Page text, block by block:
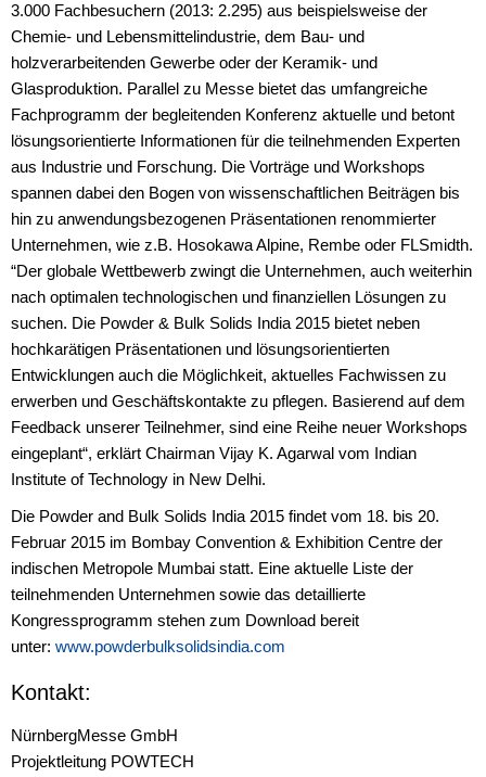
3.000 Fachbesuchern (2013: 2.295) aus beispielsweise der
Chemie- und Lebensmittelindustrie, dem Bau- und
holzverarbeitenden Gewerbe oder der Keramik- und
Glasproduktion. Parallel zu Messe bietet das umfangreiche
Fachprogramm der begleitenden Konferenz aktuelle und betont
lösungsorientierte Informationen für die teilnehmenden Experten
aus Industrie und Forschung. Die Vorträge und Workshops
spannen dabei den Bogen von wissenschaftlichen Beiträgen bis
hin zu anwendungsbezogenen Präsentationen renommierter
Unternehmen, wie z.B. Hosokawa Alpine, Rembe oder FLSmidth.
“Der globale Wettbewerb zwingt die Unternehmen, auch weiterhin
nach optimalen technologischen und finanziellen Lösungen zu
suchen. Die Powder & Bulk Solids India 2015 bietet neben
hochkarätigen Präsentationen und lösungsorientierten
Entwicklungen auch die Möglichkeit, aktuelles Fachwissen zu
erwerben und Geschäftskontakte zu pflegen. Basierend auf dem
Feedback unserer Teilnehmer, sind eine Reihe neuer Workshops
eingeplant“, erklärt Chairman Vijay K. Agarwal vom Indian
Institute of Technology in New Delhi.
Die Powder and Bulk Solids India 2015 findet vom 18. bis 20.
Februar 2015 im Bombay Convention & Exhibition Centre der
indischen Metropole Mumbai statt. Eine aktuelle Liste der
teilnehmenden Unternehmen sowie das detaillierte
Kongressprogramm stehen zum Download bereit
unter: www.powderbulksolidsindia.com
Kontakt:
NürnbergMesse GmbH
Projektleitung POWTECH